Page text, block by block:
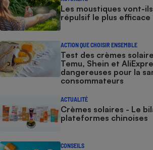
Les moustiques vont-
répulsif le plus efficace
ACTION QUE CHOISIR ENSEMBLE
Test des crèmes
Temu, Shein et
dangereuses pour la
consommateurs
ACTUALITÉ
Crèmes solaires - Le
plateformes chinoises
CONSEILS